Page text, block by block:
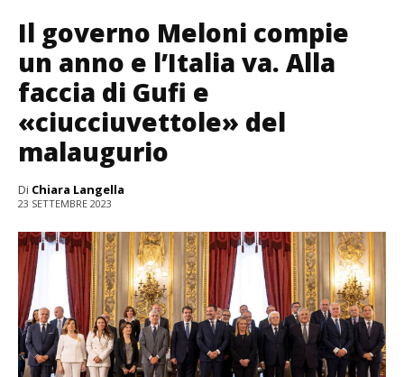
Il governo Meloni compie
un anno e l’Italia va. Alla
faccia di Gufi e
«ciucciuvettole» del
malaugurio
Di Chiara Langella
23 SETTEMBRE 2023